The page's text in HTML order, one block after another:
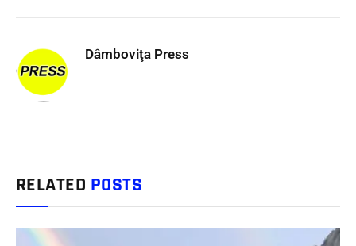
Dâmboviţa Press
RELATED POSTS